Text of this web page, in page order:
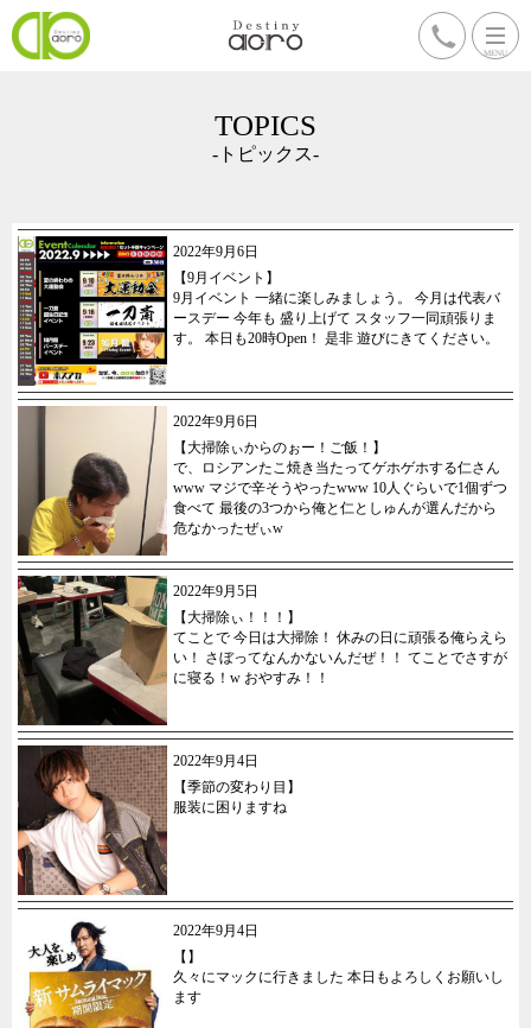
TOPICS
-トピックス-
2022年9月6日
【9月イベント】
9月イベント 一緒に楽しみましょう。 今月は代表バ
ースデー 今年も 盛り上げて スタッフ一同頑張りま
す。 本日も20時Open！ 是非 遊びにきてください。
2022年9月6日
【大掃除ぃからのぉー！ご飯！】
で、ロシアンたこ焼き当たってゲホゲホする仁さん
www マジで辛そうやったwww 10人ぐらいで1個ずつ
食べて 最後の3つから俺と仁としゅんが選んだから
危なかったぜぃw
2022年9月5日
【大掃除ぃ！！！】
てことで 今日は大掃除！ 休みの日に頑張る俺らえら
い！ さぼってなんかないんだぜ！！ てことでさすが
に寝る！w おやすみ！！
2022年9月4日
【季節の変わり目】
服装に困りますね
2022年9月4日
【】
久々にマックに行きました 本日もよろしくお願いし
ます